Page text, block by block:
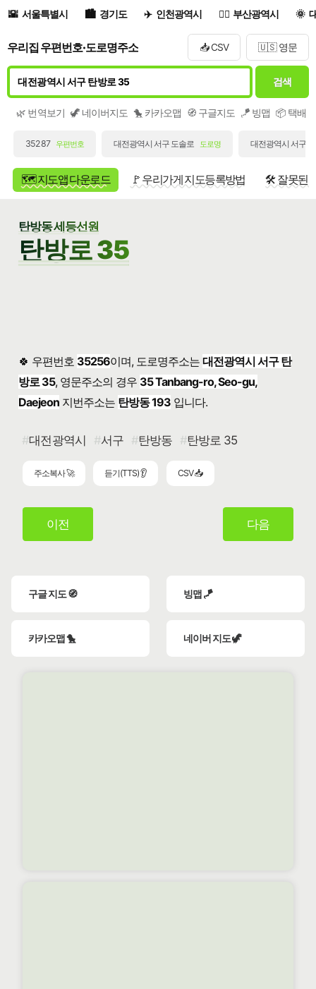
서울특별시 경기도 인천광역시 부산광역시
우리집 우편번호·도로명주소 📥 CSV 🇺🇸 영문
검색
🌿 번역보기 🦖 네이버지도 🐤 카카오맵 🧭 구글지도 🪁 빙맵 📦 택배/
35287 우편번호 대전광역시 서구 도솔로 도로명 대전광역시 서구
🗺️ 지도앱 다운로드 🚩 우리가게 지도등록방법 🛠️ 잘못된
탄방동 세등선원
탄방로 35
🍀 우편번호 35256이며, 도로명주소는대전광역시 서구 탄
방로 35, 영문주소의 경우 35 Tanbang-ro, Seo-gu,
Daejeon지번주소는 탄방동 193 입니다.
대전광역시 서구 탄방동 탄방로 35
주소복사 🚀 듣기(TTS) 👂 CSV 📥
이전 다음
구글 지도 🧭 빙맵 🪁
카카오맵 🐤 네이버 지도 🦖